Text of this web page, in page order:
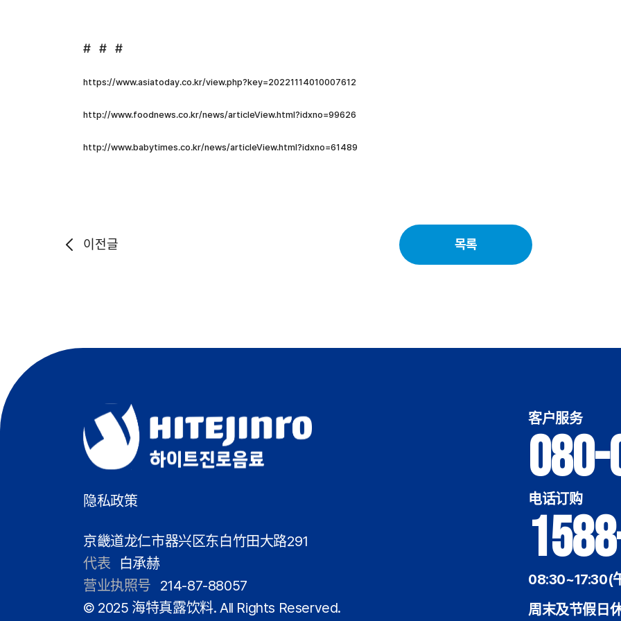
# # #
https://www.asiatoday.co.kr/view.php?key=20221114010007612
http://www.foodnews.co.kr/news/articleView.html?idxno=99626
http://www.babytimes.co.kr/news/articleView.html?idxno=61489
이전글 목록
隐私政策
京畿道龙仁市器兴区东白竹田大路291
代表
白承赫
营业执照号
214-87-88057
© 2025 海特真露饮料. All Rights Reserved.
客户服务
电话订购
08:30~17:30(
周末及节假日